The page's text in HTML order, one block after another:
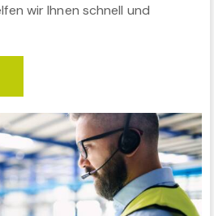
wir Ihnen schnell und